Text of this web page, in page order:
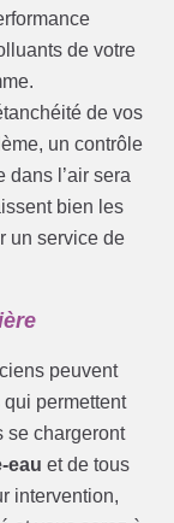
de votre
de vos
un contrôle
dans l’air sera
bien les
un service de
peuvent
qui permettent
se chargeront
eau et de tous
intervention,